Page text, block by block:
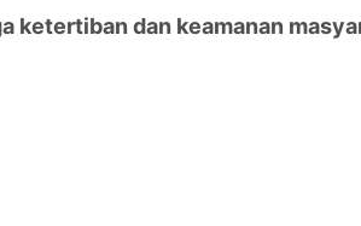
ketertiban dan keamanan